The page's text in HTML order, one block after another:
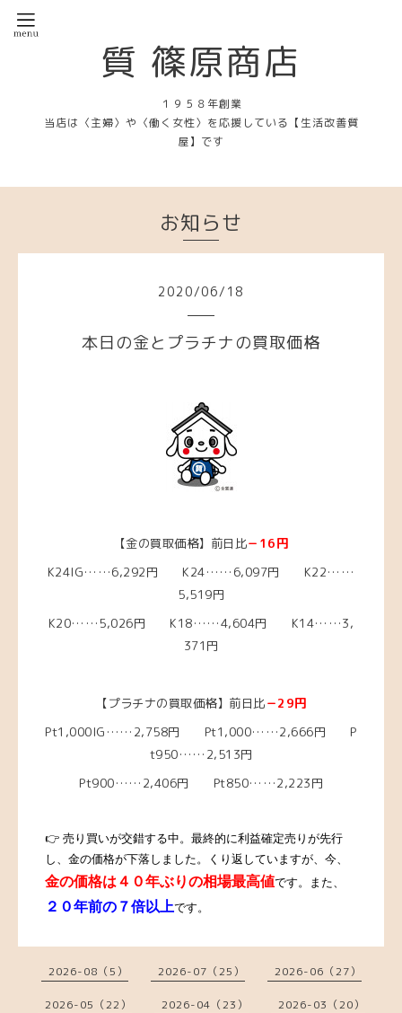
質 篠原商店
１９５８年創業
当店は〈主婦〉や〈働く女性〉を応援している【生活改善質
屋】です
お知らせ
2020/06/ 18
本日の金とプラチナの買取価格
【金の買取価格】前日比－16円
K24IG……6,292円 K24……6,097円 K22……
5,519円
K20……5,026円 K18……4,604円 K14……3,
371円
【プラチナの買取価格】前日比－29円
Pt1,000IG……2,758円 Pt1,000……2,666円 P
t950……2,513円
Pt900……2,406円 Pt850……2,223円
👉 売り買いが交錯する中。最終的に利益確定売りが先行
し、金の価格が下落しました。
くり返していますが、今、
金の価格は４０年ぶりの相場最高値です。また、
２０年前の７倍以上です。
2026-08（5） 2026-07（25） 2026-06（27）
2026-05（22） 2026-04（23） 2026-03（20）